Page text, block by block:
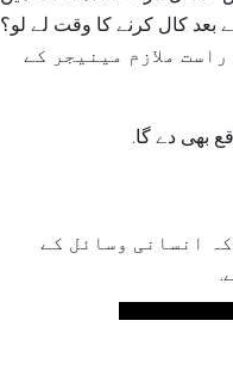
بعد کال کرنے کا وقت لے لو؟
ملازم مینیجر کے
بھی دے گا.
انسانی وسائل کے